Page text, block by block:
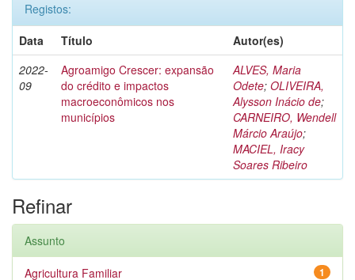
Registos:
Data
Título
Autor(es)
2022-
09
Agroamigo Crescer: expansão
do crédito e impactos
macroeconômicos nos
municípios
ALVES, Maria
Odete; OLIVEIRA,
Alysson Inácio de;
CARNEIRO, Wendell
Márcio Araújo;
MACIEL, Iracy
Soares Ribeiro
Refinar
Assunto
1
Agricultura Familiar